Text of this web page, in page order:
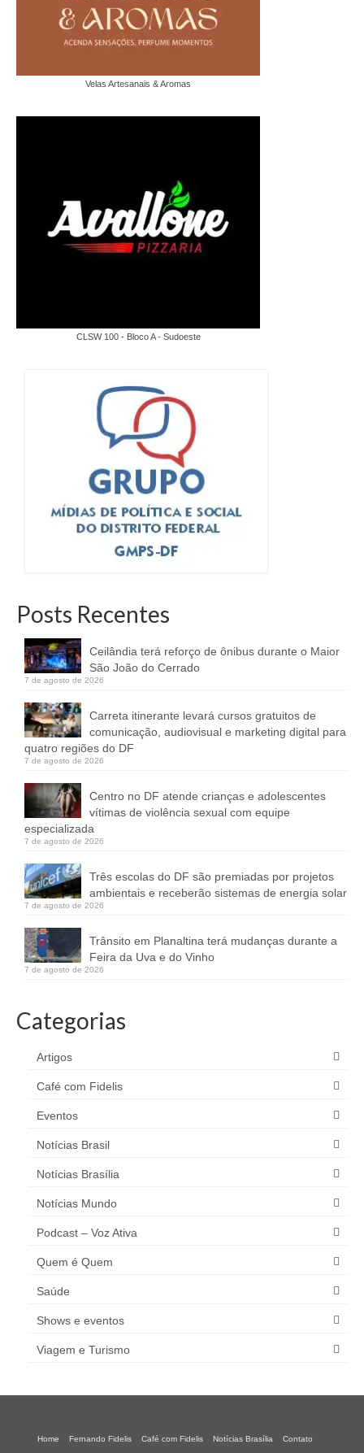
Velas Artesanais & Aromas
CLSW 100 - Bloco A - Sudoeste
Posts Recentes
Ceilândia terá reforço de ônibus durante o Maior
São João do Cerrado
7 de agosto de 2026
Carreta itinerante levará cursos gratuitos de
comunicação, audiovisual e marketing digital para
quatro regiões do DF
7 de agosto de 2026
Centro no DF atende crianças e adolescentes
vítimas de violência sexual com equipe
especializada
7 de agosto de 2026
Três escolas do DF são premiadas por projetos
ambientais e receberão sistemas de energia solar
7 de agosto de 2026
Trânsito em Planaltina terá mudanças durante a
Feira da Uva e do Vinho
7 de agosto de 2026
Categorias
Artigos
Café com Fidelis
Eventos
Notícias Brasil
Notícias Brasília
Notícias Mundo
Podcast – Voz Ativa
Quem é Quem
Saúde
Shows e eventos
Viagem e Turismo
Home Fernando Fidelis Café com Fidelis Notícias Brasília Contato